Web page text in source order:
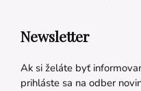
Newsletter
Ak si želáte byť
prihláste sa na odber